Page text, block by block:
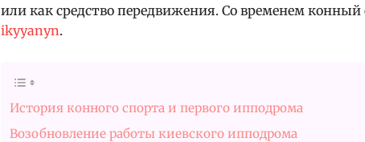
или как средство передвижения. Со временем
ikyyanyn.
История конного спорта и первого ипподрома
Возобновление работы киевского ипподрома